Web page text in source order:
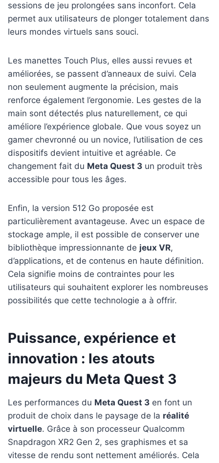
sessions de jeu prolongées sans inconfort. Cela
permet aux utilisateurs de plonger totalement dans
leurs mondes virtuels sans souci.
Les manettes Touch Plus, elles aussi revues et
améliorées, se passent d’anneaux de suivi. Cela
non seulement augmente la précision, mais
renforce également l’ergonomie. Les gestes de la
main sont détectés plus naturellement, ce qui
améliore l’expérience globale. Que vous soyez un
gamer chevronné ou un novice, l’utilisation de ces
dispositifs devient intuitive et agréable. Ce
changement fait du Meta Quest 3 un produit très
accessible pour tous les âges.
Enfin, la version 512 Go proposée est
particulièrement avantageuse. Avec un espace de
stockage ample, il est possible de conserver une
bibliothèque impressionnante de jeux VR,
d’applications, et de contenus en haute définition.
Cela signifie moins de contraintes pour les
utilisateurs qui souhaitent explorer les nombreuses
possibilités que cette technologie a à offrir.
Puissance, expérience et
innovation : les atouts
majeurs du Meta Quest 3
Les performances du Meta Quest 3 en font un
produit de choix dans le paysage de la réalité
virtuelle. Grâce à son processeur Qualcomm
Snapdragon XR2 Gen 2, ses graphismes et sa
vitesse de rendu sont nettement améliorés. Cela